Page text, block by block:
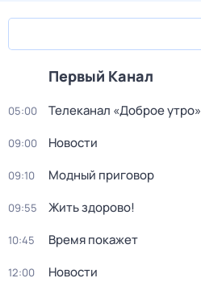
Первый Канал
05:00 Телеканал «Доброе утро»
09:00 Новости
09:10 Модный приговор
09:55 Жить здорово!
10:45 Время покажет
12:00 Новости